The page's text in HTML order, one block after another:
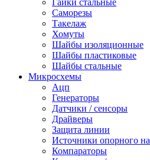
Гайки стальные
Саморезы
Такелаж
Хомуты
Шайбы изоляционные
Шайбы пластиковые
Шайбы стальные
Микросхемы
Ацп
Генераторы
Датчики / сенсоры
Драйверы
Защита линии
Источники опорного
Компараторы